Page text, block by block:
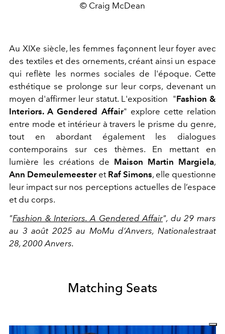
© Craig McDean
Au XIXe siècle, les femmes façonnent leur foyer avec
des textiles et des ornements, créant ainsi un espace
qui reflète les normes sociales de l'époque. Cette
esthétique se prolonge sur leur corps, devenant un
moyen d'affirmer leur statut. L'exposition "Fashion &
Interiors. A Gendered Affair" explore cette relation
entre mode et intérieur à travers le prisme du genre,
tout en abordant également les dialogues
contemporains sur ces thèmes. En mettant en
lumière les créations de Maison Martin Margiela,
Ann Demeulemeesteret Raf Simons, elle questionne
leur impact sur nos perceptions actuelles de l’espace
et du corps.
"Fashion & Interiors. A Gendered Affair", du 29 mars
au 3 août 2025 au MoMu d’Anvers, Nationalestraat
28, 2000 Anvers.
Matching Seats